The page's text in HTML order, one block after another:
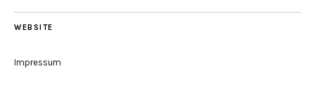
WEBSITE
Impressum